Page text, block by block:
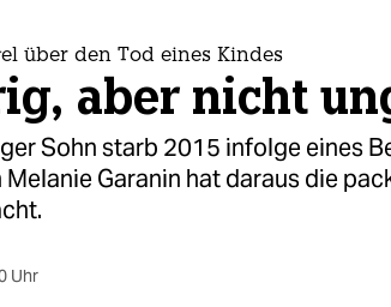
über den Tod eines Kindes
aber nicht
Sohn starb 2015 infolge eines
Garanin hat daraus die
Uhr